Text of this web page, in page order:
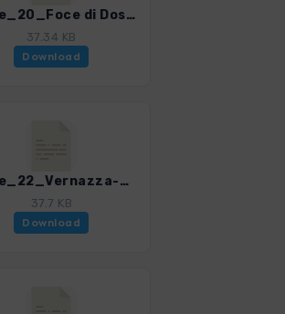
CinTe_20_Foce di Dosso-Soviore.gpx
37.34 KB
Download
CinTe_22_Vernazza-Ricco del Golfo.gpx
37.7 KB
Download